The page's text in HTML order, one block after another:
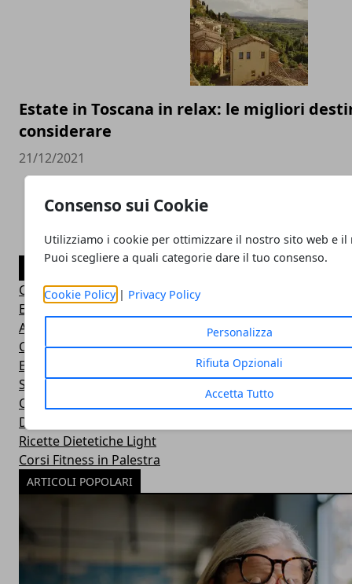
Consenso sui Cookie
Utilizziamo i cookie per ottimizzare il nostro sito web e il
Puoi scegliere a quali categorie dare il tuo consenso.
Cookie Policy| Privacy Policy
Personalizza
Rifiuta Opzionali
Accetta Tutto
Estate in Toscana in relax: le migliori
considerare
21/12/2021
Consigli Salute e Benessere
Eventi Sport-Salute-Benessere
Alimentazione e Salute
Consigli e Prodotti Bellezza
Esercizi Ginnastica in Casa
Sintomi Malattie e Cura
Centri Benessere Spa e Terme
Dieta per Dimagrire
Ricette Dietetiche Light
Corsi Fitness in Palestra
ARTICOLI POPOLARI